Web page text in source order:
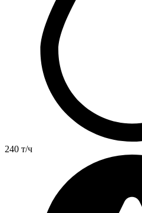
240 т/ч